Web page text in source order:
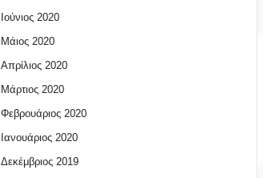
Ιούνιος 2020
Μάιος 2020
Απρίλιος 2020
Μάρτιος 2020
Φεβρουάριος 2020
Ιανουάριος 2020
Δεκέμβριος 2019